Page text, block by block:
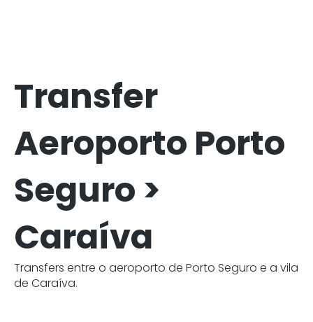
Transfer
Aeroporto Porto
Seguro >
Caraíva
Transfers entre o aeroporto de Porto Seguro e a vila
de Caraíva.